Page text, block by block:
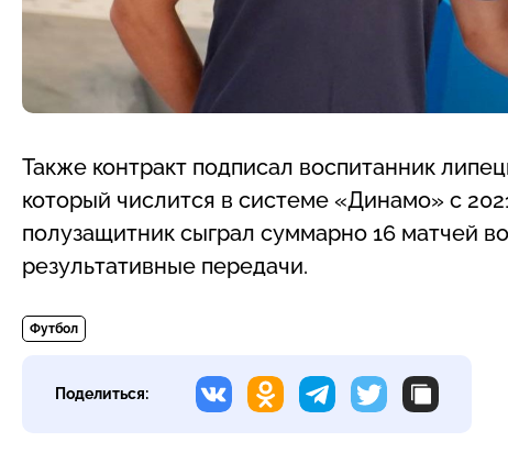
Также контракт подписал воспитанник
который числится в системе «Динамо» с
полузащитник сыграл суммарно 16 матчей
результативные передачи.
Футбол
Поделиться: